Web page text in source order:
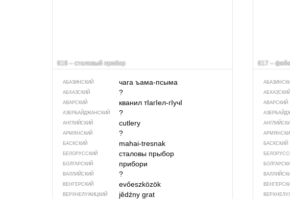
616 – столовый прибор
АБАЗИНСКИЙ чага ъама-псыма
АБХАЗСКИЙ ?
АВАРСКИЙ кванил тIагIел-гIучI
АЗЕРБАЙДЖАН­СКИЙ ?
АНГЛИЙСКИЙ cutlery
АРМЯНСКИЙ ?
БАСКСКИЙ mahai-tresnak
БЕЛОРУССКИЙ сталовы прыбор
БОЛГАРСКИЙ прибори
ВАЛЛИЙСКИЙ ?
ВЕНГЕРСКИЙ evőeszközök
ВЕРХНЕЛУЖИЦКИЙ jědźny grat
617 –
АБХАЗСКИЙ
АВАРСКИЙ
БАСКСКИЙ